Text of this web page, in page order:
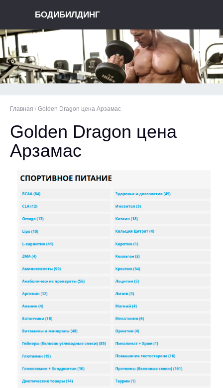
БОДИБИЛДИНГ
Главная / Golden Dragon цена Арзамас
Golden Dragon цена
Арзамас